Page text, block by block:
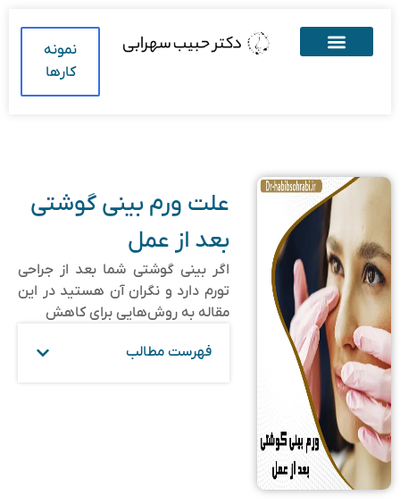
نمونه
کارها
علت ورم بینی گوشتی
بعد از عمل
اگر بینی گوشتی شما بعد از جراحی
تورم دارد و نگران آن هستید در این
مقاله به روش‌هایی برای کاهش
فهرست مطالب